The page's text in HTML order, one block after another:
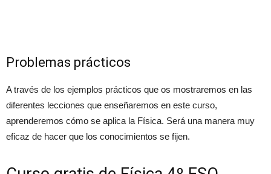
Problemas prácticos
A través de los ejemplos prácticos que os mostraremos en las
diferentes lecciones que enseñaremos en este curso,
aprenderemos cómo se aplica la Física. Será una manera muy
eficaz de hacer que los conocimientos se fijen.